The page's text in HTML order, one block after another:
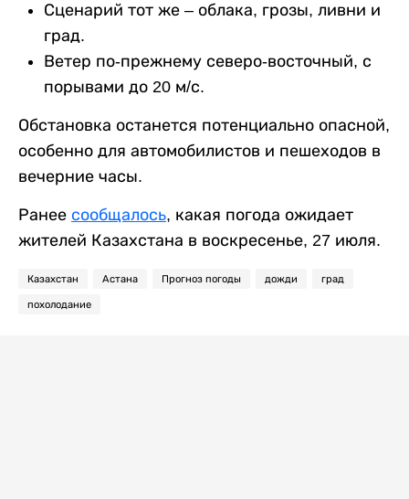
Сценарий тот же – облака, грозы, ливни и
град.
Ветер по-прежнему северо-восточный, с
порывами до 20 м/с.
Обстановка останется потенциально опасной,
особенно для автомобилистов и пешеходов в
вечерние часы.
Ранее сообщалось, какая погода ожидает
жителей Казахстана в воскресенье, 27 июля.
Казахстан Астана Прогноз погоды дожди град
похолодание